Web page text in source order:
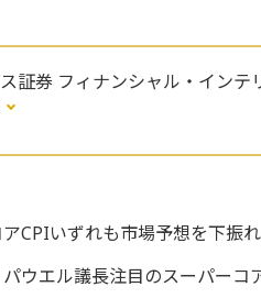
証券 フィナンシャル・インテ
アCPIいずれも市場予想を下振れ
パウエル議長注目のスーパー